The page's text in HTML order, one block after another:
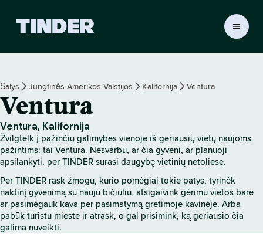
R
r
i
n
n
i
s
Šalys Jungtinės Amerikos Valstijos Kalifornija Ventura
Ventura
Ventura, Kalifornija
Žvilgtelk į pažinčių galimybes vienoje iš geriausių vietų naujoms
pažintims: tai Ventura. Nesvarbu, ar čia gyveni, ar planuoji
apsilankyti, per TINDER surasi daugybę vietinių netoliese.
Per TINDER rask žmogų, kurio pomėgiai tokie patys, tyrinėk
naktinį gyvenimą su nauju bičiuliu, atsigaivink gėrimu vietos bare
ar pasimėgauk kava per pasimatymą gretimoje kavinėje. Arba
pabūk turistu mieste ir atrask, o gal prisimink, ką geriausio čia
galima nuveikti.